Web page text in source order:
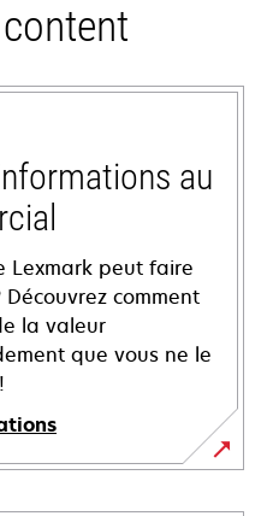
au
Lexmark peut faire
comment
la valeur
que vous ne le